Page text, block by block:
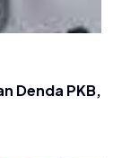
Denda PKB,